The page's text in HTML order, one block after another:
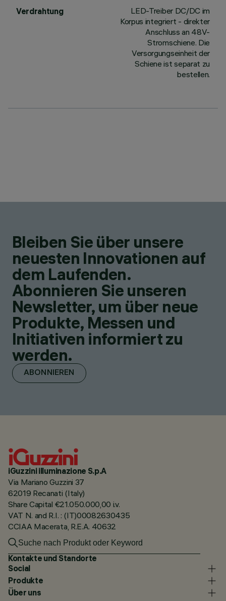
Verdrahtung
LED-Treiber DC/DC im
Korpus integriert - direkter
Anschluss an 48V-
Stromschiene. Die
Versorgungseinheit der
Schiene ist separat zu
bestellen.
Bleiben Sie über unsere
neuesten Innovationen auf
dem Laufenden.
Abonnieren Sie unseren
Newsletter, um über neue
Produkte, Messen und
Initiativen informiert zu
werden.
ABONNIEREN
iGuzzini illuminazione S.p.A
Via Mariano Guzzini 37
62019 Recanati (Italy)
Share Capital €21.050.000,00 i.v.
VAT N. and R.I. : (IT)00082630435
CCIAA Macerata, R.E.A. 40632
Kontakte und Standorte
Social
Produkte
Über uns